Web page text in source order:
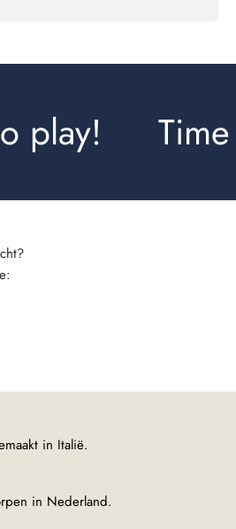
play!
in Italië.
in Nederland.